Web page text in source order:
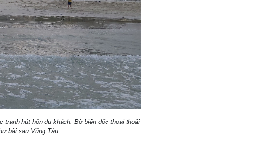
tranh hút hồn du khách. Bờ biển dốc thoai thoải
bãi sau Vũng Tàu